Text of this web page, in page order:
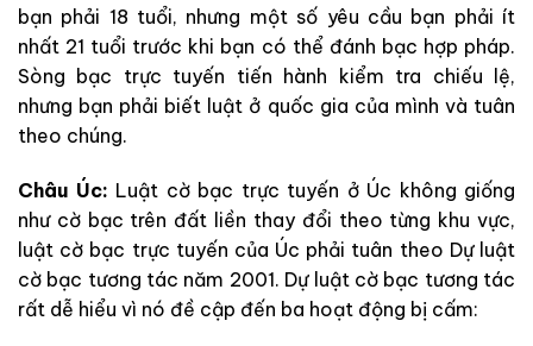
bạn phải 18 tuổi, nhưng một số yêu cầu bạn phải ít
nhất 21 tuổi trước khi bạn có thể đánh bạc hợp pháp.
Sòng bạc trực tuyến tiến hành kiểm tra chiếu lệ,
nhưng bạn phải biết luật ở quốc gia của mình và tuân
theo chúng.
Châu Úc: Luật cờ bạc trực tuyến ở Úc không giống
như cờ bạc trên đất liền thay đổi theo từng khu vực,
luật cờ bạc trực tuyến của Úc phải tuân theo Dự luật
cờ bạc tương tác năm 2001. Dự luật cờ bạc tương tác
rất dễ hiểu vì nó đề cập đến ba hoạt động bị cấm: